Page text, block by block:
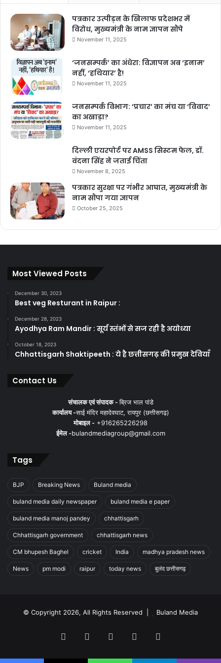
वितरण किया गया। नगर पालिक निगम प्रधानमंत्री स्वनिधि योजाना के अन्तर्गत
हितग्राहियों को ऋण दिया गया जिसमें प्रथम किस्त में 10 हजार, द्वितीय किस्त 20
हजार, तृतीय किस्त में 50 हजार की राशि देय होगी जिसके तहत तीन लोगों को 80
हजार का चेक वितरण किया गया। कार्यक्रम में उद्योग विभाग द्वारा प्रधानमंत्री
गया। कलेक्टोरेट कार्यालय द्वारा दिवंगत 13 शासकीय कर्मचारियों के वारिसन को
अनुकम्पा नियुक्ति आदेश प्रदान किया गया। पांच मृत वनाधिकार पट्टेधारकों के
वरिसानों को नामांतरित किसान पुस्तिका प्रदान की गई।
bulandmedia
पत्रकार उत्पीड़न के खिलाफ प्रदेशभर में
विरोध, मुख्यमंत्री के नाम ज्ञापन सौंपे
November 11, 2025
‘जनसम्पर्क’ का अंधेरा: विज्ञापन अब ‘इनाम’
नहीं, ‘हथियार’ है!
November 11, 2025
जनसम्पर्क विभाग: ‘प्रचार’ का मंच या ‘विवाद’
का अखाड़ा?
November 11, 2025
दिल्ली एयरपोर्ट पर AMSS सिस्टम फेल, डॉ.
वंदना सिंह ने जताई चिंता
November 8, 2025
पत्रकार सुरक्षा पर गंभीर आघात, मुख्यमंत्री के
नाम सौंपा गया ज्ञापन
October 25, 2025
Most Viewed Posts
December 30, 2023
Best veg Resturant in Raipur :
December 28, 2023
Ayodhya Ram Mandir : सूर्य स्तंभों से सज रही है अयोध्या
October 18, 2023
Chhattisgarh Shaktipeeth : ये है छत्तीसगढ़ की प्रमुख देवियाँ
Contact Us
संचालक एवं संपादक -ब्रिज भाल पांडे
कार्यालय -साई मंदिर महादेवघाट, रायपुर (छत्तीसगढ़)
मोबाइल - +916265226298
ईमेल -bulandmediagroup@gmail.com
Tags
BJP Breaking News Buland media
buland media daily newspaper buland media e paper
buland media manoj pandey chhattisgarh
Chhattisgarh government chhattisgarh news
CM bhupesh Baghel cricket India madhya pradesh news
News pm modi raipur today news बुलंद छत्तीसगढ़
© Copyright 2026, All Rights Reserved | Buland Media
Facebook YouTubeInstagram